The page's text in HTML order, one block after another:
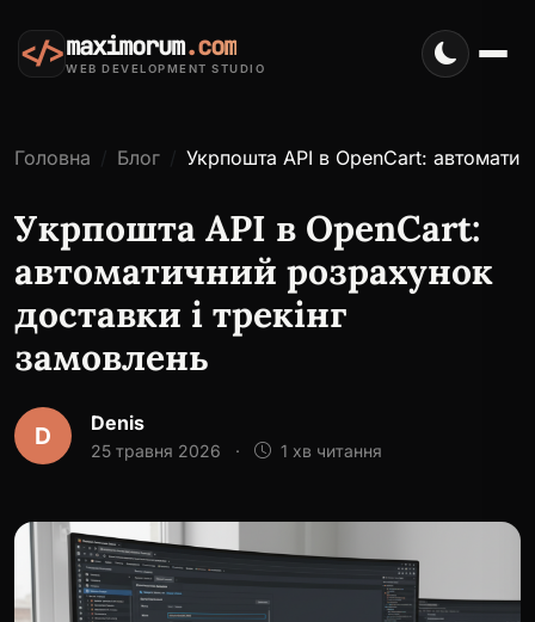
</>maximorum.com
WEB DEVELOPMENT STUDIO
Головна Блог Укрпошта API в OpenCart:
Укрпошта API в OpenCart:
автоматичний розрахунок
доставки і трекінг
замовлень
D Denis
25 травня 2026 · 1 хв читання